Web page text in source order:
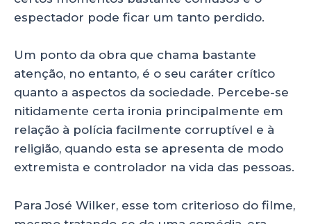
espectador pode ficar um tanto perdido.
Um ponto da obra que chama bastante
atenção, no entanto, é o seu caráter crítico
quanto a aspectos da sociedade. Percebe-se
nitidamente certa ironia principalmente em
relação à polícia facilmente corruptível e à
religião, quando esta se apresenta de modo
extremista e controlador na vida das pessoas.
Para José Wilker, esse tom criterioso do filme,